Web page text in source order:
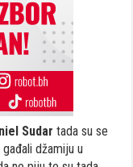
Sudar tada su se
džamiju u